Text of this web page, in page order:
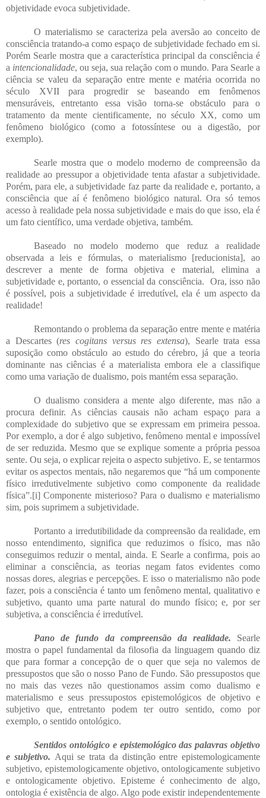
objetividade evoca subjetividade.
O materialismo se caracteriza pela aversão ao conceito de
consciência tratando-a como espaço de subjetividade fechado em si.
Porém Searle mostra que a característica principal da consciência é
a intencionalidade, ou seja, sua relação com o mundo. Para Searle a
ciência se valeu da separação entre mente e matéria ocorrida no
século XVII para progredir se baseando em fenômenos
mensuráveis, entretanto essa visão torna-se obstáculo para o
tratamento da mente cientificamente, no século XX, como um
fenômeno biológico (como a fotossíntese ou a digestão, por
exemplo).
Searle mostra que o modelo moderno de compreensão da
realidade ao pressupor a objetividade tenta afastar a subjetividade.
Porém, para ele, a subjetividade faz parte da realidade e, portanto, a
consciência que aí é fenômeno biológico natural. Ora só temos
acesso à realidade pela nossa subjetividade e mais do que isso, ela é
um fato científico, uma verdade objetiva, também.
Baseado no modelo moderno que reduz a realidade
observada a leis e fórmulas, o materialismo [reducionista], ao
descrever a mente de forma objetiva e material, elimina a
subjetividade e, portanto, o essencial da consciência. Ora, isso não
é possível, pois a subjetividade é irredutível, ela é um aspecto da
realidade!
Remontando o problema da separação entre mente e matéria
a Descartes (res cogitans versus res extensa), Searle trata essa
suposição como obstáculo ao estudo do cérebro, já que a teoria
dominante nas ciências é a materialista embora ele a classifique
como uma variação de dualismo, pois mantém essa separação.
O dualismo considera a mente algo diferente, mas não a
procura definir. As ciências causais não acham espaço para a
complexidade do subjetivo que se expressam em primeira pessoa.
Por exemplo, a dor é algo subjetivo, fenômeno mental e impossível
de ser reduzida. Mesmo que se explique somente a própria pessoa
sente. Ou seja, o explicar rejeita o aspecto subjetivo. E, se tentarmos
evitar os aspectos mentais, não negaremos que “há um componente
físico irredutivelmente subjetivo como componente da realidade
física”.[i] Componente misterioso? Para o dualismo e materialismo
sim, pois suprimem a subjetividade.
Portanto a irredutibilidade da compreensão da realidade, em
nosso entendimento, significa que reduzimos o físico, mas não
conseguimos reduzir o mental, ainda. E Searle a confirma, pois ao
eliminar a consciência, as teorias negam fatos evidentes como
nossas dores, alegrias e percepções. E isso o materialismo não pode
fazer, pois a consciência é tanto um fenômeno mental, qualitativo e
subjetivo, quanto uma parte natural do mundo físico; e, por ser
subjetiva, a consciência é irredutível.
Pano de fundo da compreensão da realidade. Searle
mostra o papel fundamental da filosofia da linguagem quando diz
que para formar a concepção de o quer que seja no valemos de
pressupostos que são o nosso Pano de Fundo. São pressupostos que
no mais das vezes não questionamos assim como dualismo e
materialismo e seus pressupostos epistemológicos de objetivo e
subjetivo que, entretanto podem ter outro sentido, como por
exemplo, o sentido ontológico.
Sentidos ontológico e epistemológico das palavras objetivo
e subjetivo. Aqui se trata da distinção entre epistemologicamente
subjetivo, epistemologicamente objetivo, ontologicamente subjetivo
e ontologicamente objetivo. Episteme é conhecimento de algo,
ontologia é existência de algo. Algo pode existir independentemente